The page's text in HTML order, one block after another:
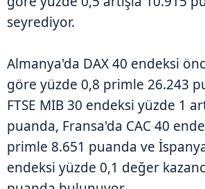
seyrediyor.
Almanya'da DAX 40 endeksi
göre yüzde 0,8 primle 26.243
FTSE MIB 30 endeksi yüzde 1
puanda, Fransa'da CAC 40
primle 8.651 puanda ve
endeksi yüzde 0,1 değer